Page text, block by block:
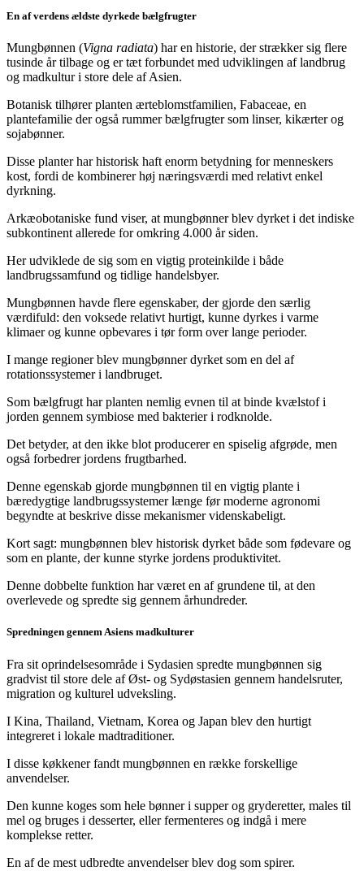
En af verdens ældste dyrkede bælgfrugter
Mungbønnen (Vigna radiata) har en historie, der strækker sig flere
tusinde år tilbage og er tæt forbundet med udviklingen af landbrug
og madkultur i store dele af Asien.
Botanisk tilhører planten ærteblomstfamilien, Fabaceae, en
plantefamilie der også rummer bælgfrugter som linser, kikærter og
sojabønner.
Disse planter har historisk haft enorm betydning for menneskers
kost, fordi de kombinerer høj næringsværdi med relativt enkel
dyrkning.
Arkæobotaniske fund viser, at mungbønner blev dyrket i det indiske
subkontinent allerede for omkring 4.000 år siden.
Her udviklede de sig som en vigtig proteinkilde i både
landbrugssamfund og tidlige handelsbyer.
Mungbønnen havde flere egenskaber, der gjorde den særlig
værdifuld: den voksede relativt hurtigt, kunne dyrkes i varme
klimaer og kunne opbevares i tør form over lange perioder.
I mange regioner blev mungbønner dyrket som en del af
rotationssystemer i landbruget.
Som bælgfrugt har planten nemlig evnen til at binde kvælstof i
jorden gennem symbiose med bakterier i rodknolde.
Det betyder, at den ikke blot producerer en spiselig afgrøde, men
også forbedrer jordens frugtbarhed.
Denne egenskab gjorde mungbønnen til en vigtig plante i
bæredygtige landbrugssystemer længe før moderne agronomi
begyndte at beskrive disse mekanismer videnskabeligt.
Kort sagt: mungbønnen blev historisk dyrket både som fødevare og
som en plante, der kunne styrke jordens produktivitet.
Denne dobbelte funktion har været en af grundene til, at den
overlevede og spredte sig gennem århundreder.
Spredningen gennem Asiens madkulturer
Fra sit oprindelsesområde i Sydasien spredte mungbønnen sig
gradvist til store dele af Øst- og Sydøstasien gennem handelsruter,
migration og kulturel udveksling.
I Kina, Thailand, Vietnam, Korea og Japan blev den hurtigt
integreret i lokale madtraditioner.
I disse køkkener fandt mungbønnen en række forskellige
anvendelser.
Den kunne koges som hele bønner i supper og gryderetter, males til
mel og bruges i desserter, eller fermenteres og indgå i mere
komplekse retter.
En af de mest udbredte anvendelser blev dog som spirer.